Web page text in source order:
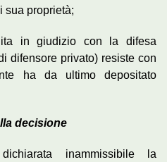
sua proprietà;
in giudizio con la difesa
difensore privato) resiste con
ha da ultimo depositato
decisione
inammissibile la